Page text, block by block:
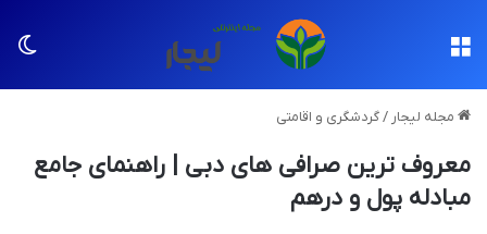
مجله لیجار /گردشگری و اقامتی
معروف ترین صرافی های دبی | راهنمای جامع
مبادله پول و درهم